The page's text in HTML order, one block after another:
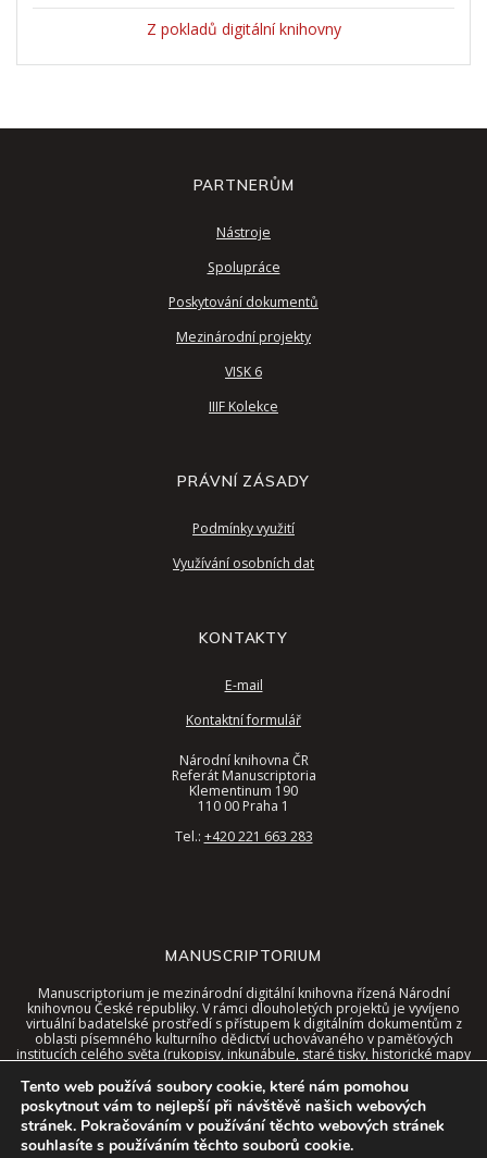
Z pokladů digitální knihovny
MANUSCRIPTORIUM
Manuscriptorium je mezinárodní digitální knihovna řízená Národní
knihovnou České republiky. V rámci dlouholetých projektů je vyvíjeno
virtuální badatelské prostředí s přístupem k digitálním dokumentům z
oblasti písemného kulturního dědictví uchovávaného v paměťových
institucích celého světa (rukopisy, inkunábule, staré tisky, historické mapy
Tyto dokumenty jsou nyní dostupné v jednotném rozhraní digitální
knihovny, a to spolu se speciálními nástroji a kontextem virtuálního
prostředí.
PARTNERŮM
Nástroje
Spolupráce
Poskytování dokumentů
Mezinárodní projekty
VISK 6
IIIF Kolekce
PRÁVNÍ ZÁSADY
Podmínky využití
Využívání osobních dat
KONTAKTY
E-mail
Kontaktní formulář
Národní knihovna ČR
Referát Manuscriptoria
Klementinum 190
110 00 Praha 1
Tel.: +420 221 663 283
Tento web používá soubory cookie, které nám pomohou
poskytnout vám to nejlepší při návštěvě našich webových
stránek. Pokračováním v používání těchto webových stránek
souhlasíte s používáním těchto souborů cookie.